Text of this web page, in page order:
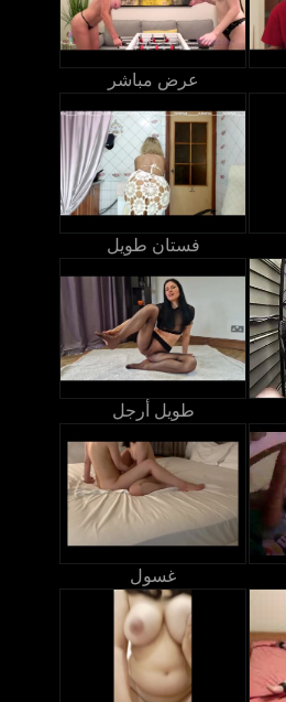
عرض مباشر
فستان طويل
طويل أرجل
غسول